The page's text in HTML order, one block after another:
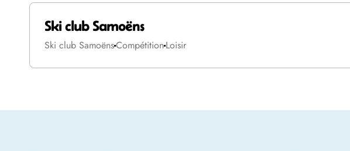
Ski club Samoëns
Ski club SamoënsCompétitionLoisir